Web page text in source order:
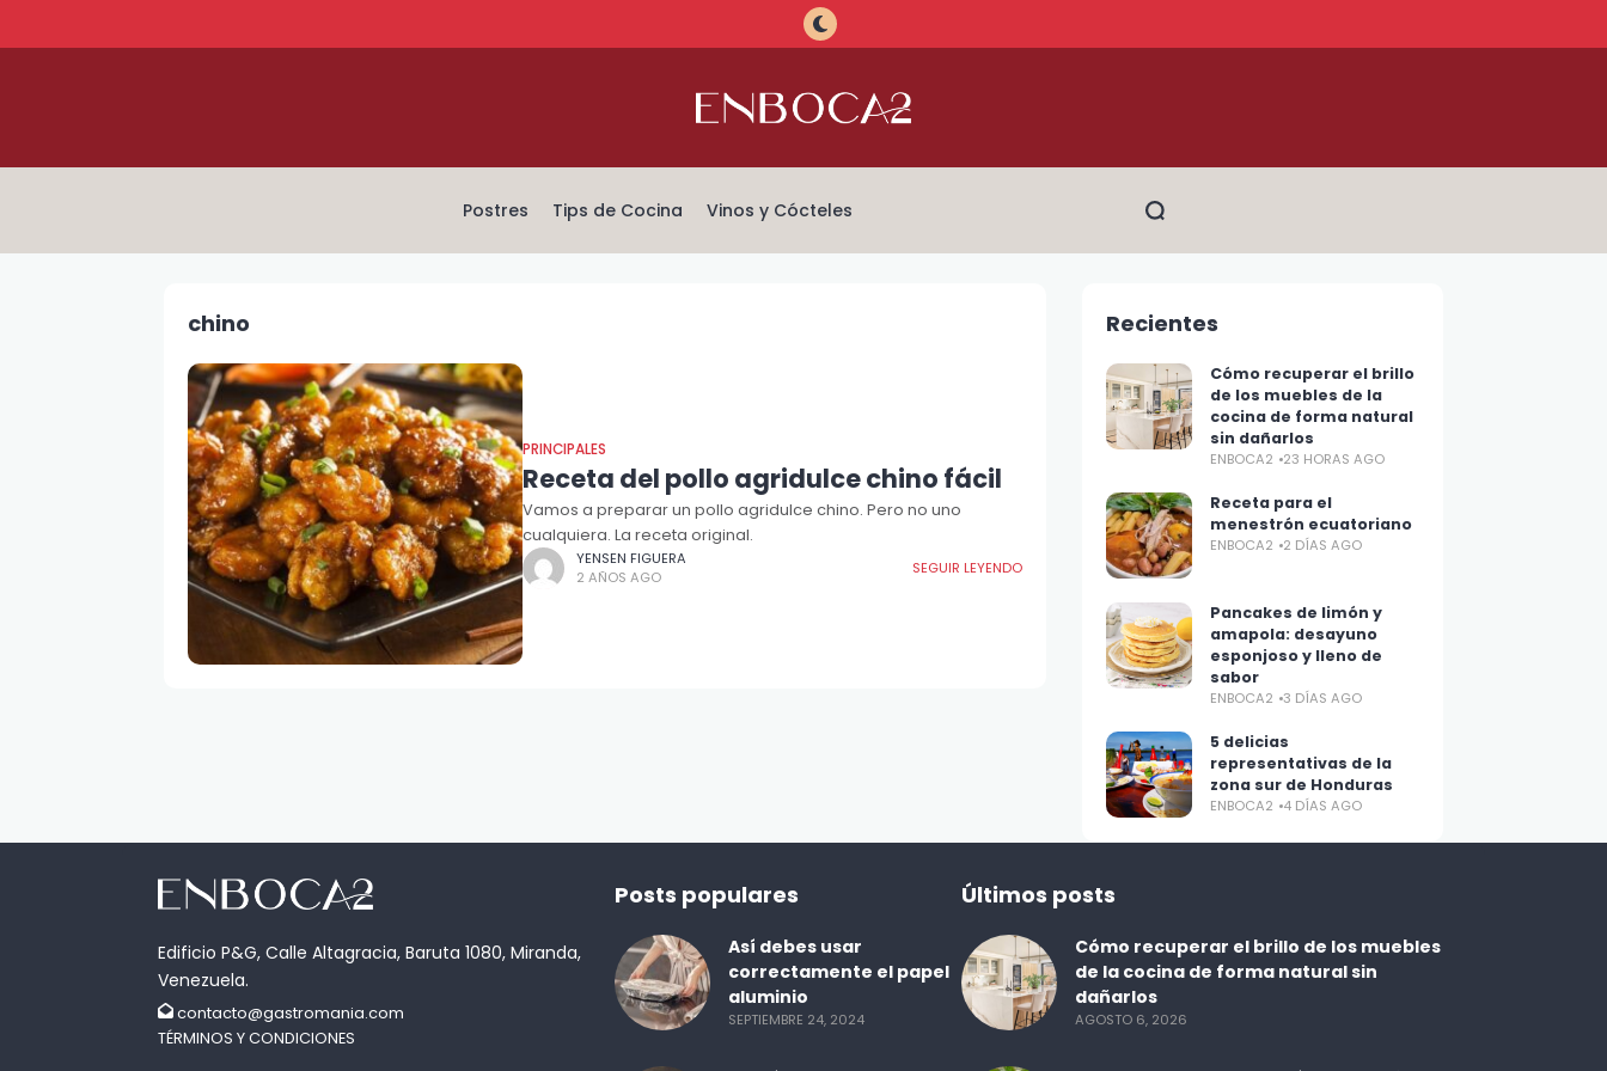
Postres Tips de Cocina Vinos y Cócteles
chino
PRINCIPALES
Receta del pollo agridulce chino fácil
Vamos a preparar un pollo agridulce chino. Pero no uno
cualquiera. La receta original.
YENSEN FIGUERA
2 AÑOS AGO
SEGUIR LEYENDO
Recientes
Cómo recuperar el brillo
de los muebles de la
cocina de forma natural
sin dañarlos
ENBOCA2 23 HORAS AGO
Receta para el
menestrón ecuatoriano
ENBOCA2 2 DÍAS AGO
Pancakes de limón y
amapola: desayuno
esponjoso y lleno de
sabor
ENBOCA2 3 DÍAS AGO
5 delicias
representativas de la
zona sur de Honduras
ENBOCA2 4 DÍAS AGO
Edificio P&G, Calle Altagracia, Baruta 1080, Miranda,
Venezuela.
contacto@gastromania.com
TÉRMINOS Y CONDICIONES
Posts populares
Así debes usar
correctamente el papel
aluminio
SEPTIEMBRE 24, 2024
Últimos posts
Cómo recuperar el brillo de los muebles
de la cocina de forma natural sin
dañarlos
AGOSTO 6, 2026